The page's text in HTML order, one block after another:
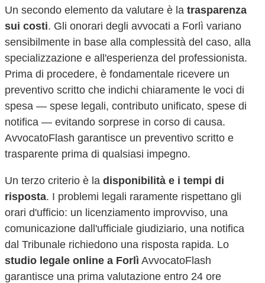
Un secondo elemento da valutare è la trasparenza
sui costi. Gli onorari degli avvocati a Forlì variano
sensibilmente in base alla complessità del caso, alla
specializzazione e all'esperienza del professionista.
Prima di procedere, è fondamentale ricevere un
preventivo scritto che indichi chiaramente le voci di
spesa — spese legali, contributo unificato, spese di
notifica — evitando sorprese in corso di causa.
AvvocatoFlash garantisce un preventivo scritto e
trasparente prima di qualsiasi impegno.
Un terzo criterio è la disponibilità e i tempi di
risposta. I problemi legali raramente rispettano gli
orari d'ufficio: un licenziamento improvviso, una
comunicazione dall'ufficiale giudiziario, una notifica
dal Tribunale richiedono una risposta rapida. Lo
studio legale online a Forlì AvvocatoFlash
garantisce una prima valutazione entro 24 ore